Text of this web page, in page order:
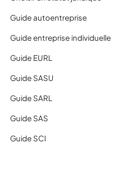
Guide autoentreprise
Guide entreprise individuelle
Guide EURL
Guide SASU
Guide SARL
Guide SAS
Guide SCI